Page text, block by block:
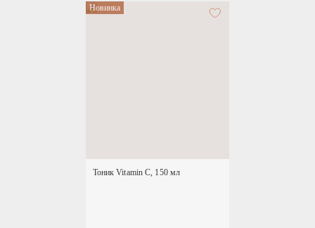
Новинка
Тоник Vitamin C, 150 мл